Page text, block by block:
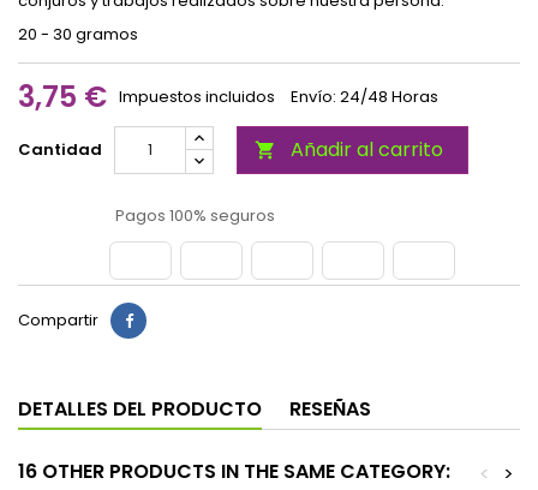
20 - 30 gramos
3,75 € Impuestos incluidos Envío: 24/48 Horas
Cantidad  Añadir al carrito
Pagos 100% seguros
Compartir
DETALLES DEL PRODUCTO RESEÑAS
16 OTHER PRODUCTS IN THE SAME CATEGORY: >
<